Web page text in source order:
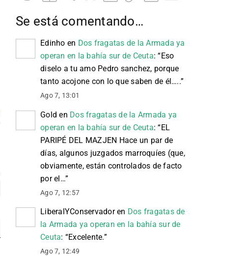
Se está comentando…
Edinho en Dos fragatas de la Armada ya
operan en la bahía sur de Ceuta: “Eso
diselo a tu amo Pedro sanchez, porque
tanto acojone con lo que saben de él…..”
Ago 7, 13:01
Gold en Dos fragatas de la Armada ya
operan en la bahía sur de Ceuta: “EL
PARIPÉ DEL MAZJEN Hace un par de
días, algunos juzgados marroquíes (que,
obviamente, están controlados de facto
por el…”
Ago 7, 12:57
LiberalYConservadoren Dos fragatas de
la Armada ya operan en la bahía sur de
Ceuta: “Excelente.”
Ago 7, 12:49